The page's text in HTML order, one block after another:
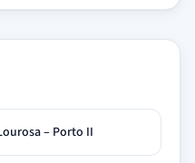
– Porto II